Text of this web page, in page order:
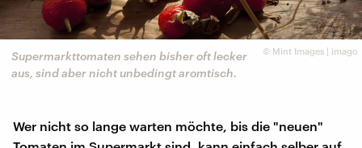
© Mint Images | imago
Supermarkttomaten sehen bisher oft lecker
aus, sind aber nicht unbedingt aromtisch.
Wer nicht so lange warten möchte, bis die "neuen"